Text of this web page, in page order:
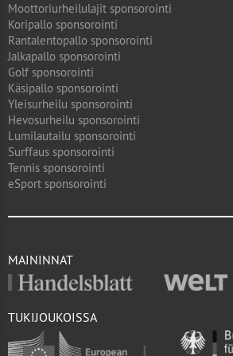
Moottoriurheilulajit sponsorointi
Koripallo sponsorointi
Rantalentopallo sponsorointi
Jalkapallo sponsorointi
Golf sponsorointi
Käsipallo sponsorointi
Yleisurheilu sponsorointi
Hevosurheilu sponsorointi
Lumilautailu sponsorointi
Surffaus sponsorointi
Tennis sponsorointi
eSport sponsorointi
MAININNAT
TUKIJOUKOISSA